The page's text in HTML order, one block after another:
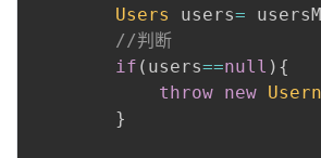
Users
users=
//判断
if ( users==null ) {
throw new
}